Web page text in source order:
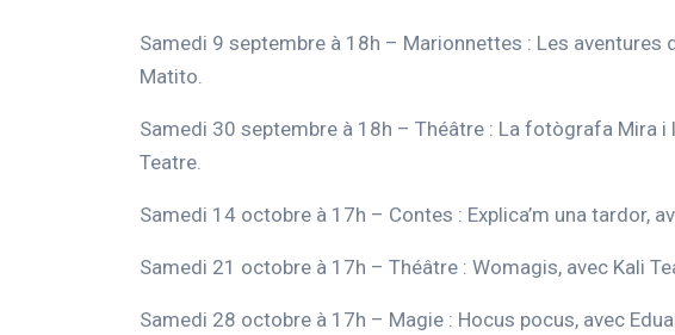
Samedi 9 septembre à 18h – Marionnettes : Les aventures
Matito.
Samedi 30 septembre à 18h – Théâtre : La fotògrafa Mira i
Teatre.
Samedi 14 octobre à 17h – Contes : Explica’m una tardor,
Samedi 21 octobre à 17h – Théâtre : Womagis, avec Kali
Samedi 28 octobre à 17h – Magie : Hocus pocus, avec